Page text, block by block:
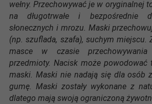
wełny. Przechowywać je w oryginalnej
na długotrwałe i bezpośrednie
słonecznych i mrozu. Maski
(np. szuflada, szafa), suchym miejscu.
masce w czasie
przedmioty. Nacisk może powodować
maski. Maski nie nadają się dla osób
gumę. Maski zostały wykonane z
dlatego mają swoją ograniczoną